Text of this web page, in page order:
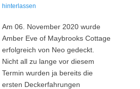
on
hinterlassen
Am 06. November 2020 wurde
Amber Eve of Maybrooks Cottage
erfolgreich von Neo gedeckt.
Nicht all zu lange vor diesem
Termin wurden ja bereits die
ersten Deckerfahrungen